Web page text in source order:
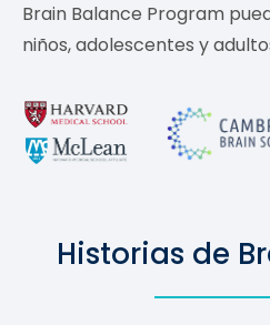
Brain Balance Program
niños, adolescentes y
Historias de